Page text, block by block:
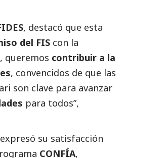
, destacó que esta
del FIS con la
queremos contribuir a la
, convencidos de que las
son clave para avanzar
para todos”,
su satisfacción
CONFÍA,